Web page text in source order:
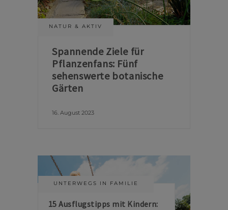
NATUR & AKTIV
Spannende Ziele für
Pflanzenfans: Fünf
sehenswerte botanische
Gärten
16. August 2023
UNTERWEGS IN FAMILIE
15 Ausflugstipps mit Kindern: